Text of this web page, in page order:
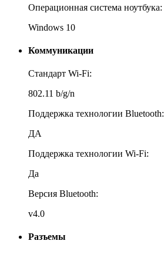
Операционная система ноутбука:
Windows 10
Коммуникации
Стандарт Wi-Fi:
802.11 b/g/n
Поддержка технологии Bluetooth:
ДА
Поддержка технологии Wi-Fi:
Да
Версия Bluetooth:
v4.0
Разъемы